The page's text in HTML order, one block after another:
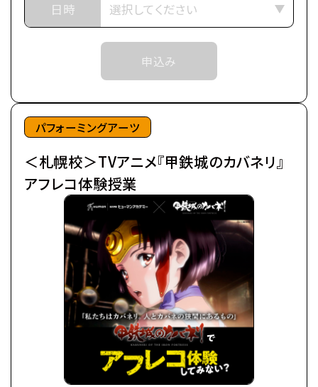
予約確定のご連絡をいたします。
それまでは予約完了しておりませんので
予めご了承ください。
※中学生以上の方が対象となります。
©カバネリ製作委員会
世界中に産業革命の波が押し寄せ、
近世から近代に移り変わろうとした頃、
突如として不死の怪物が現れた。
後にカバネと呼ばれる事になるそれらは、
鋼鉄の皮膜に覆われた心臓を持ち、
噛んだ者までもカバネにしてしまう。
カバネは爆発的に増殖し、
全世界を覆い尽くしていった。
極東の島国である日ノ本（ひのもと）で、
分厚い装甲に覆われた蒸気機関車、
通称・駿城（はやじろ）の一つ、
甲鉄城（こうてつじょう）に乗り込んだ生駒たちは、
熾烈な戦いを潜り抜け、カバネと人の新たな攻防戦
日本海に面する廃坑駅「海門（うなと）」に辿りつい
生駒たちは、同じくカバネから「海門」を奪取せんとす
玄路、虎落、海門の民と「連合軍」を結成し、
日時
申込み
パフォーミングアーツ
＜札幌校＞TVアニメ『甲鉄城のカバネリ』
アフレコ体験授業